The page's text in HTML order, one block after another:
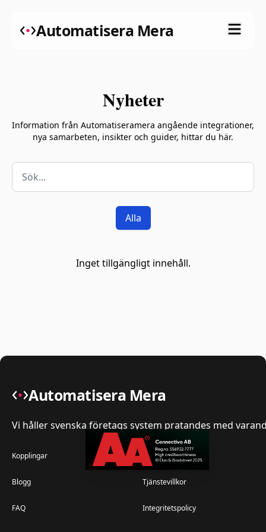
Automatisera Mera
Nyheter
Information från Automatiseramera angående integrationer,
nya samarbeten, insikter och guider, hittar du här.
Alla
Inget tillgängligt innehåll.
Automatisera Mera
Vi håller svenska företags system pratandes med
Kopplingar
Blogg
FAQ
Köpvillkor
Tjänstevillkor
Integritetspolicy